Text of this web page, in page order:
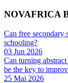
NOVAFRICA
Can free secondary
schooling?
03 Jun 2026
Can turning
be the key to
25 Mai 2026